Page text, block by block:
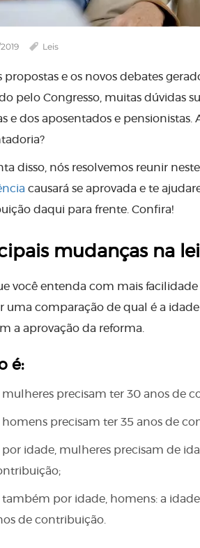
Leis
propostas e os novos debates
pelo Congresso, muitas dúvidas
e dos aposentados e pensionistas.
disso, nós resolvemos reunir
causará se aprovada e te
daqui para frente. Confira!
mudanças na
você entenda com mais facilidade
uma comparação de qual é a
a aprovação da reforma.
é:
mulheres precisam ter 30 anos de
homens precisam ter 35 anos de
por idade, mulheres precisam de
também por idade, homens: a
de contribuição.